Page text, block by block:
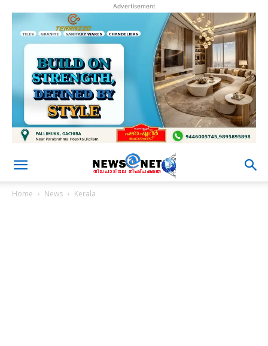
Advertisement
Home News Kerala